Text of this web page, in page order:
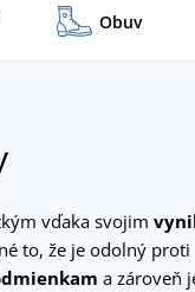
Obuv
vďaka svojim
to, že je odolný proti
a zároveň